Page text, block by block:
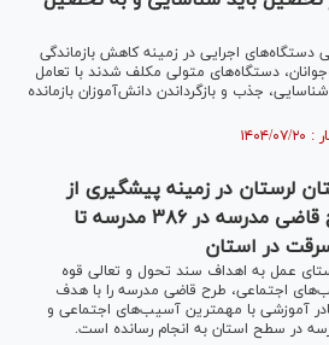
اجرایی در زمینه کاهش بازماندگی
دستگاه‌های متولی مکلف شدند با تعامل
جذب و بازگرداندن دانش‌آموزان بازمانده
لرستان در زمینه پیشگیری از
وقوع جرم/ از اجرای طرح قاضی مدرسه در ۳۸۶ مدرسه تا
عمل به اهداف سند تحول و تعالی قوه
اجتماعی، طرح قاضی مدرسه را با هدف
آموزشی با مهمترین آسیب‌های اجتماعی و